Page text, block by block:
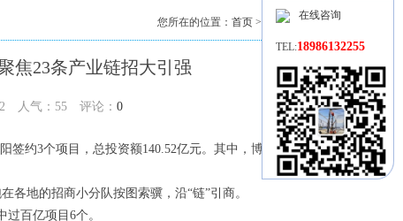
您所在的位置： 首页 > 新闻中心> 列表
焦23条产业链招大引强
人气： 55评论： 0
签约3个项目，总投资额140.52亿元。其中，博格华纳（中
各地的招商小分队按图索骥，沿“链”引商。
百亿项目6个。
在线咨询
TEL:18986132255